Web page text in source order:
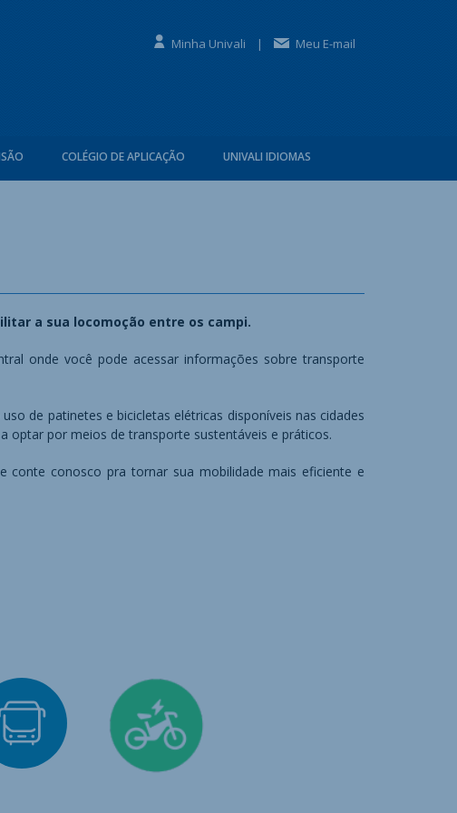
Minha Univali | Meu E-mail
COLÉGIO DE APLICAÇÃO UNIVALI IDIOMAS
a sua locomoção entre os campi.
onde você pode acessar informações sobre transporte
de patinetes e bicicletas elétricas disponíveis nas cidades
optar por meios de transporte sustentáveis e práticos.
conte conosco pra tornar sua mobilidade mais eficiente e